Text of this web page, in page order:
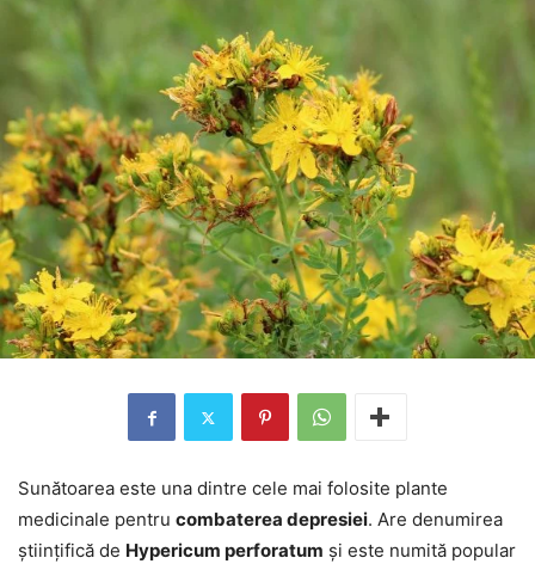
Sunătoarea este una dintre cele mai folosite plante
medicinale pentru combaterea depresiei. Are denumirea
științifică de Hypericum perforatum și este numită popular